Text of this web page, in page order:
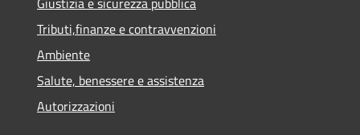
Tributi,finanze e contravvenzioni
Ambiente
Salute, benessere e assistenza
Autorizzazioni